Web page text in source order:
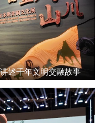
述千年文明交融故事